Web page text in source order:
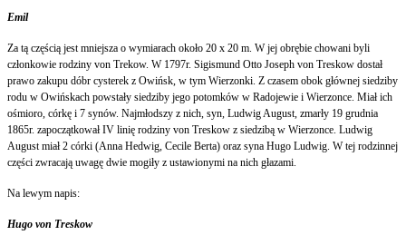
Emil
Za tą częścią jest mniejsza o wymiarach około 20 x 20 m. W jej obrębie chowani byli
członkowie rodziny von Trekow. W 1797r. Sigismund Otto Joseph von Treskow dostał
prawo zakupu dóbr cysterek z Owińsk, w tym Wierzonki. Z czasem obok głównej siedziby
rodu w Owińskach powstały siedziby jego potomków w Radojewie i Wierzonce. Miał ich
ośmioro, córkę i 7 synów. Najmłodszy z nich, syn, Ludwig August, zmarły 19 grudnia
1865r. zapoczątkował IV linię rodziny von Treskow z siedzibą w Wierzonce. Ludwig
August miał 2 córki (Anna Hedwig, Cecile Berta) oraz syna Hugo Ludwig. W tej rodzinnej
części zwracają uwagę dwie mogiły z ustawionymi na nich głazami.
Na lewym napis:
Hugo von Treskow